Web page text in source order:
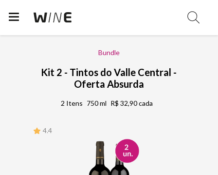
Bundle
Kit 2 - Tintos do Valle Central -
Oferta Absurda
2 Itens 750 ml R$ 32,90 cada
4.4